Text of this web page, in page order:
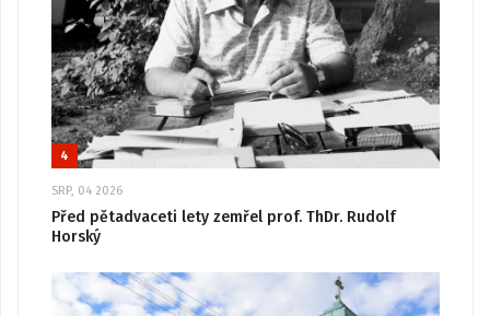
4
SRP, 04 2026
Před pětadvaceti lety zemřel prof. ThDr. Rudolf
Horský